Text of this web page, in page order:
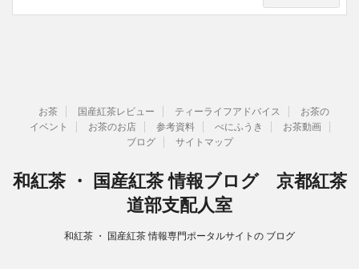
お茶 国産紅茶レビュー ティーライフアドバイス
お茶の
イベント
お茶のお店 参考資料 べにふうき
お茶動画
ブログ
サイトマップ
和紅茶 ・ 国産紅茶 情報ブログ 京都紅茶
道部支配人室
和紅茶 ・ 国産紅茶 情報専門ポータルサイトの ブログ